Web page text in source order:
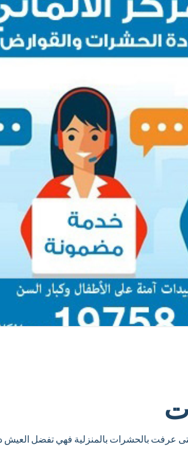
عرفت بالحشرات بالمنزلية فهي تفضل العيش